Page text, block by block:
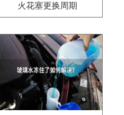
火花塞更换周期